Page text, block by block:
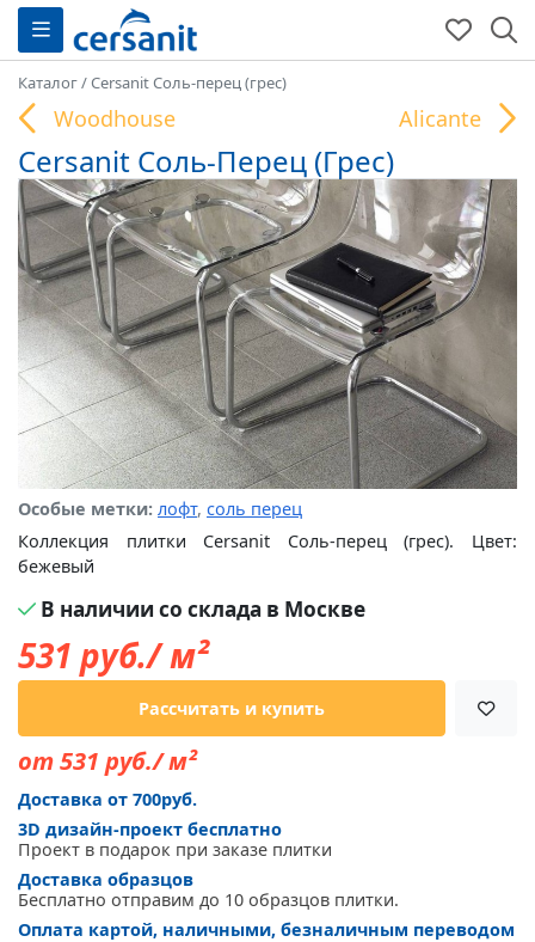
Каталог/Cersanit Соль-перец (грес)
Woodhouse Alicante
Cersanit Соль-Перец (Грес)
Особые метки: лофт, соль перец
Коллекция плитки Cersanit Соль-перец (грес). Цвет:
бежевый
В наличии со склада в Москве
531 руб./ м²
Рассчитать и купить
от 531 руб./ м²
Доставка от 700руб.
3D дизайн-проект бесплатно
Проект в подарок при заказе плитки
Доставка образцов
Бесплатно отправим до 10 образцов плитки.
Оплата картой, наличными, безналичным переводом